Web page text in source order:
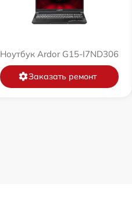
Ноутбук Ardor G15-I7ND306
Заказать ремонт